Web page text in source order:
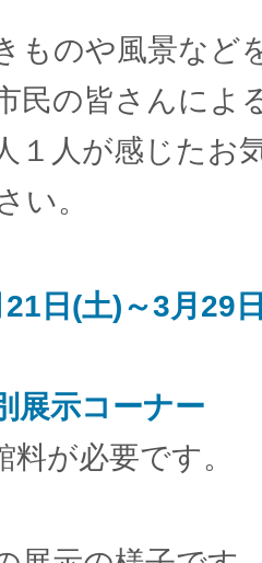
ものや風景など
民の皆さんによ
１人が感じたお
い。
21日(土)～3月
展示コーナー
が必要です。